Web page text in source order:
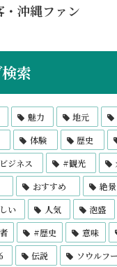
・沖縄ファン
索
魅力 地元
体験 歴史
ジネス
#観光
おすすめ 絶景
い
人気 泡盛
#歴史 意味
伝説 ソウルフ